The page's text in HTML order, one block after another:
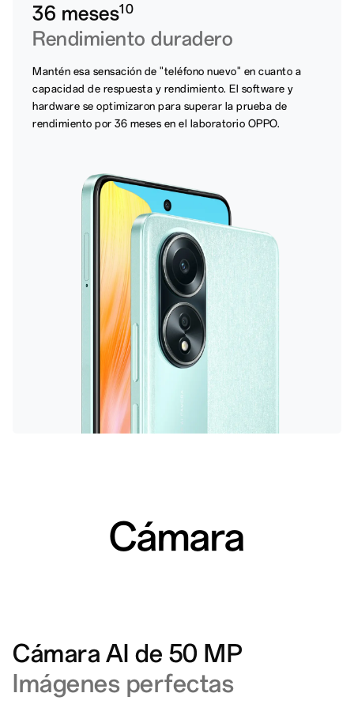
36 meses10
Rendimiento duradero
Mantén esa sensación de "teléfono nuevo" en cuanto a
capacidad de respuesta y rendimiento. El software y
hardware se optimizaron para superar la prueba de
rendimiento por 36 meses en el laboratorio OPPO.
Cámara
Cámara AI de 50 MP
Imágenes perfectas